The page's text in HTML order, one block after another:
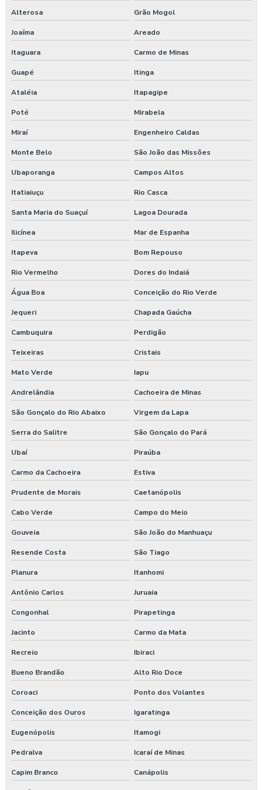
Alterosa Grão Mogol
Joaíma Areado
Itaguara Carmo de Minas
Guapé Itinga
Ataléia Itapagipe
Poté Mirabela
Miraí Engenheiro Caldas
Monte Belo São João das Missões
Ubaporanga Campos Altos
Itatiaiuçu Rio Casca
Santa Maria do Suaçuí Lagoa Dourada
Ilicínea Mar de Espanha
Itapeva Bom Repouso
Rio Vermelho Dores do Indaiá
Água Boa Conceição do Rio Verde
Jequeri Chapada Gaúcha
Cambuquira Perdigão
Teixeiras Cristais
Mato Verde Iapu
Andrelândia Cachoeira de Minas
São Gonçalo do Rio Abaixo Virgem da Lapa
Serra do Salitre São Gonçalo do Pará
Ubaí Piraúba
Carmo da Cachoeira Estiva
Prudente de Morais Caetanópolis
Cabo Verde Campo do Meio
Gouveia São João do Manhuaçu
Resende Costa São Tiago
Planura Itanhomi
Antônio Carlos Juruaia
Congonhal Pirapetinga
Jacinto Carmo da Mata
Recreio Ibiraci
Bueno Brandão Alto Rio Doce
Coroaci Ponto dos Volantes
Conceição dos Ouros Igaratinga
Eugenópolis Itamogi
Pedralva Icaraí de Minas
Capim Branco Canápolis